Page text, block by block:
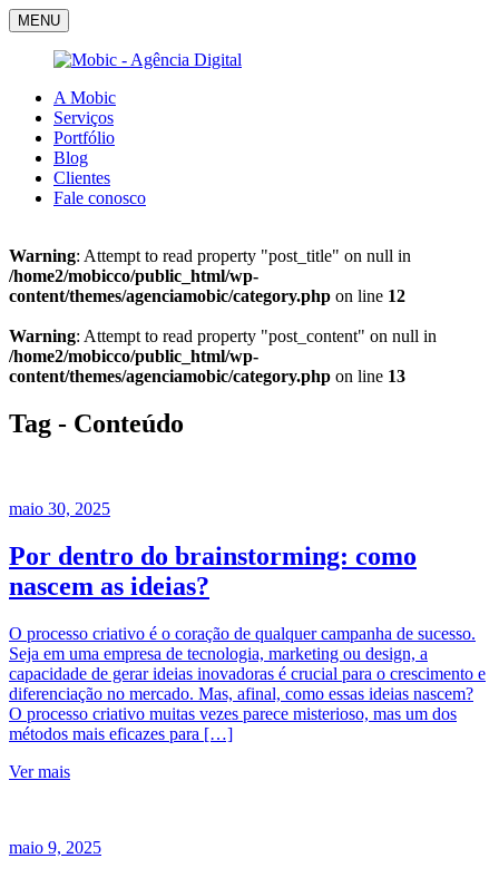
MENU
A Mobic
Serviços
Portfólio
Blog
Clientes
Fale conosco
Warning: Attempt to read property "post_title" on null in
/home2/mobicco/public_html/wp-
content/themes/agenciamobic/category.php on line 12
Warning: Attempt to read property "post_content" on null in
/home2/mobicco/public_html/wp-
content/themes/agenciamobic/category.php on line 13
Tag - Conteúdo
maio 30, 2025
Por dentro do brainstorming: como
nascem as ideias?
O processo criativo é o coração de qualquer campanha de sucesso.
Seja em uma empresa de tecnologia, marketing ou design, a
capacidade de gerar ideias inovadoras é crucial para o crescimento e
diferenciação no mercado. Mas, afinal, como essas ideias nascem?
O processo criativo muitas vezes parece misterioso, mas um dos
métodos mais eficazes para […]
Ver mais
maio 9, 2025